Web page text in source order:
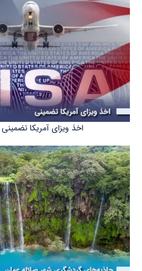
اخذ ویزای آمریکا